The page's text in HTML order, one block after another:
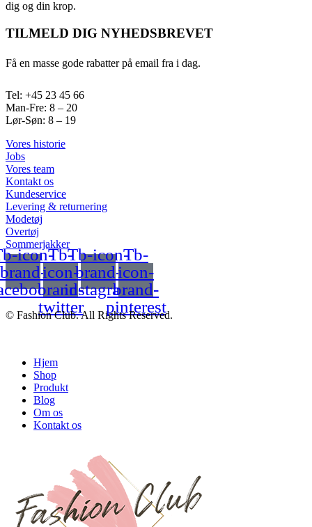
dig og din krop.
TILMELD DIG NYHEDSBREVET
Få en masse gode rabatter på email fra i dag.
Tel: +45 23 45 66
Man-Fre: 8 – 20
Lør-Søn: 8 – 19
Vores historie
Jobs
Vores team
Kontakt os
Kundeservice
Levering & returnering
Modetøj
Overtøj
Sommerjakker
icon-
brand-
Tb-
icon-
brand-
twitter
Tb-icon-
brand-
instagram
Tb-
icon-
brand-
pinterest
© Fashion Club. All Rights Reserved.
Hjem
Shop
Produkt
Blog
Om os
Kontakt os